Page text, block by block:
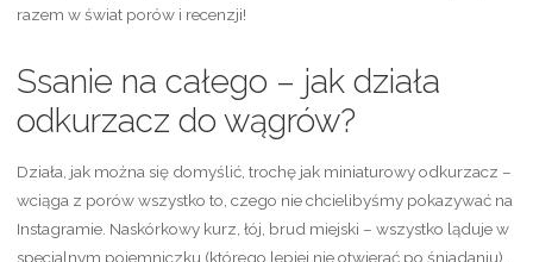
razem w świat porów i recenzji!
Ssanie na całego – jak działa
odkurzacz do wągrów?
Działa, jak można się domyślić, trochę jak miniaturowy odkurzacz –
wciąga z porów wszystko to, czego nie chcielibyśmy pokazywać na
Instagramie. Naskórkowy kurz, łój, brud miejski – wszystko ląduje w
specjalnym pojemniczku (którego lepiej nie otwierać po śniadaniu).